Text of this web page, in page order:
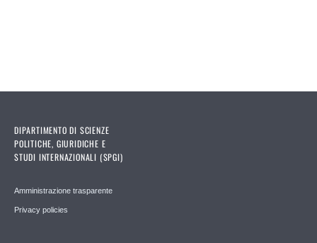
DIPARTIMENTO DI SCIENZE
POLITICHE, GIURIDICHE E
STUDI INTERNAZIONALI (SPGI)
Amministrazione trasparente
Privacy policies